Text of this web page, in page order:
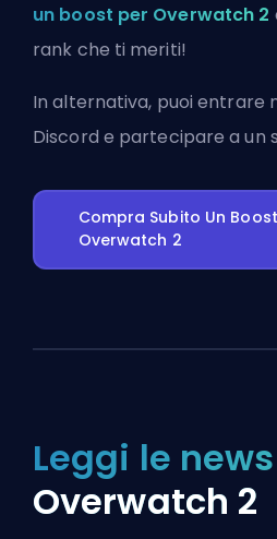
un boost per Overwatch 2
rank che ti meriti!
In alternativa, puoientrare
Discord e partecipare a un
Compra Subito Un
Overwatch 2
Leggi le
Overwatch 2